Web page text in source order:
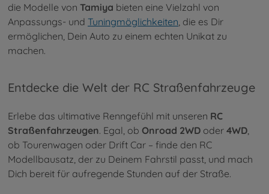
die Modelle von Tamiya bieten eine Vielzahl von
Anpassungs- und Tuningmöglichkeiten , die es Dir
ermöglichen, Dein Auto zu einem echten Unikat zu
machen.
Entdecke die Welt der RC Straßenfahrzeuge
Erlebe das ultimative Renngefühl mit unseren RC
Straßenfahrzeugen. Egal, ob Onroad 2WD oder 4WD
ob Tourenwagen oder Drift Car – finde den RC
Modellbausatz, der zu Deinem Fahrstil passt, und mach
Dich bereit für aufregende Stunden auf der Straße.